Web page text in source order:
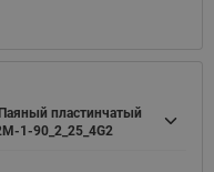
пластинчатый
1-90_2_25_4G2